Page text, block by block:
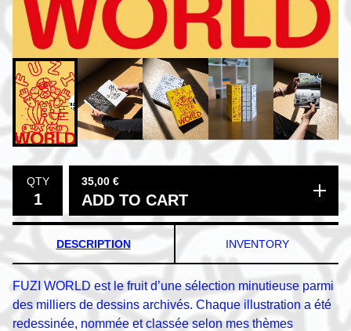
QTY 35,00 €
ADD TO CART
DESCRIPTION INVENTORY
FUZI WORLD est le fruit d’une sélection minutieuse parmi
des milliers de dessins archivés. Chaque illustration a été
redessinée, nommée et classée selon mes thèmes